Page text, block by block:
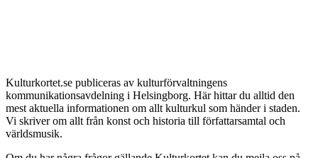
Kulturkortet.se publiceras av kulturförvaltningens
kommunikationsavdelning i Helsingborg. Här hittar du alltid den
mest aktuella informationen om allt kulturkul som händer i staden.
Vi skriver om allt från konst och historia till författarsamtal och
världsmusik.